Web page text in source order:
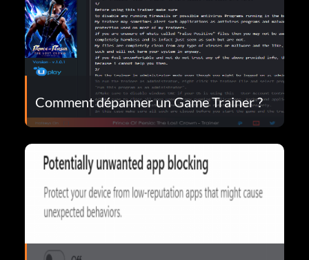
Comment dépanner un Game Trainer ?